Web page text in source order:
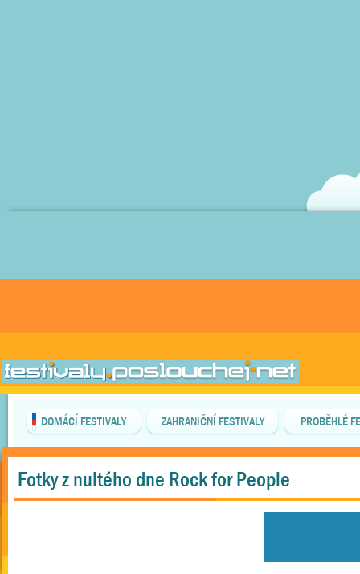
DOMÁCÍ FESTIVALY ZAHRANIČNÍ FESTIVALY PROBĚHLÉ
Fotky z nultého dne Rock for People